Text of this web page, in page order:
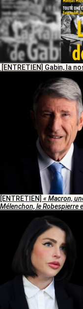
[ENTRETIEN] Gabin, la
[ENTRETIEN] « Macron,
Mélenchon, le Robespierre